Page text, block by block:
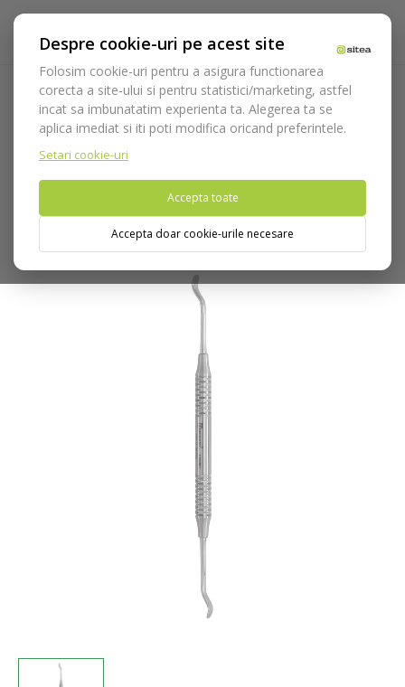
Despre cookie-uri pe acest site
Folosim cookie-uri pentru a asigura functionarea
corecta a site-ului si pentru statistici/marketing, astfel
incat sa imbunatatim experienta ta. Alegerea ta se
aplica imediat si iti poti modifica oricand preferintele.
Setari cookie-uri
Accepta toate
Accepta doar cookie-urile necesare
Acasa Instrumentar Chirurgie si implantologie
sinus lift
Chiurete sinus lift Medesy
Instrument sinus/lift
cod 1304/901
Nu puteti plasa comenzi din tara din care accesati website-ul
(United States).